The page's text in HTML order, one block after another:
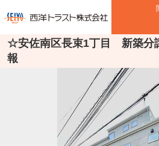
☆安佐南区長束1丁目 新築分
報